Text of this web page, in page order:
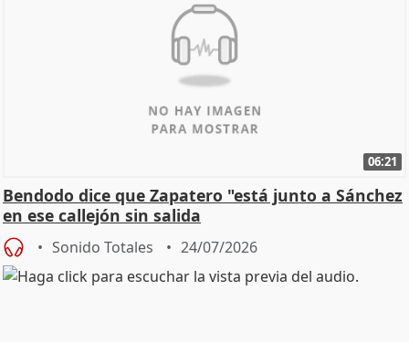
06:21
Bendodo dice que Zapatero "está junto a Sánchez
en ese callejón sin salida
Sonido Totales 24/07/2026